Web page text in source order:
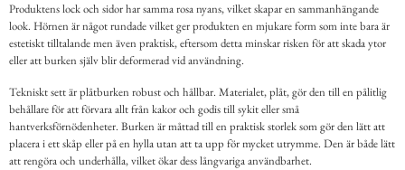
Produktens lock och sidor har samma rosa nyans, vilket skapar en sammanhängande
look. Hörnen är något rundade vilket ger produkten en mjukare form som inte bara är
estetiskt tilltalande men även praktisk, eftersom detta minskar risken för att skada ytor
eller att burken själv blir deformerad vid användning.
Tekniskt sett är plåtburken robust och hållbar. Materialet, plåt, gör den till en pålitlig
behållare för att förvara allt från kakor och godis till sykit eller små
hantverksförnödenheter. Burken är måttad till en praktisk storlek som gör den lätt att
placera i ett skåp eller på en hylla utan att ta upp för mycket utrymme. Den är både lätt
att rengöra och underhålla, vilket ökar dess långvariga användbarhet.